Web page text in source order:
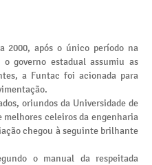
2000, após o único período na
governo estadual assumiu as
a Funtac foi acionada para
oriundos da Universidade de
melhores celeiros da engenharia
chegou à seguinte brilhante
o manual da respeitada